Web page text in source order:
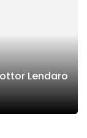
Lendaro